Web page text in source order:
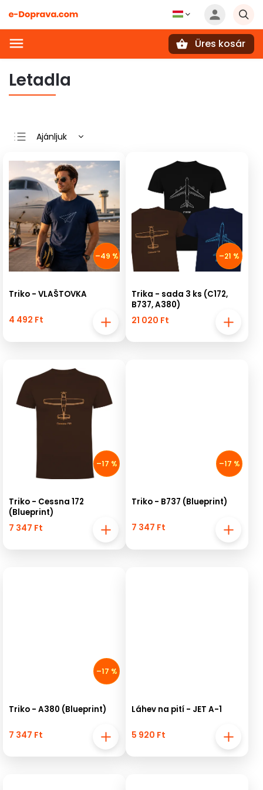
Üres kosár
Letadla
Ajánljuk
Legdrágább
Legnépszerűbb
termékek
ABC szerint
–49 %
Triko - VLAŠTOVKA
4 492 Ft
–21 %
Trika - sada 3 ks (C172,
B737, A380)
21 020 Ft
–17 %
Triko - Cessna 172
(Blueprint)
7 347 Ft
–17 %
Triko - B737 (Blueprint)
7 347 Ft
–17 %
Triko - A380 (Blueprint)
7 347 Ft
Láhev na pití - JET A-1
5 920 Ft